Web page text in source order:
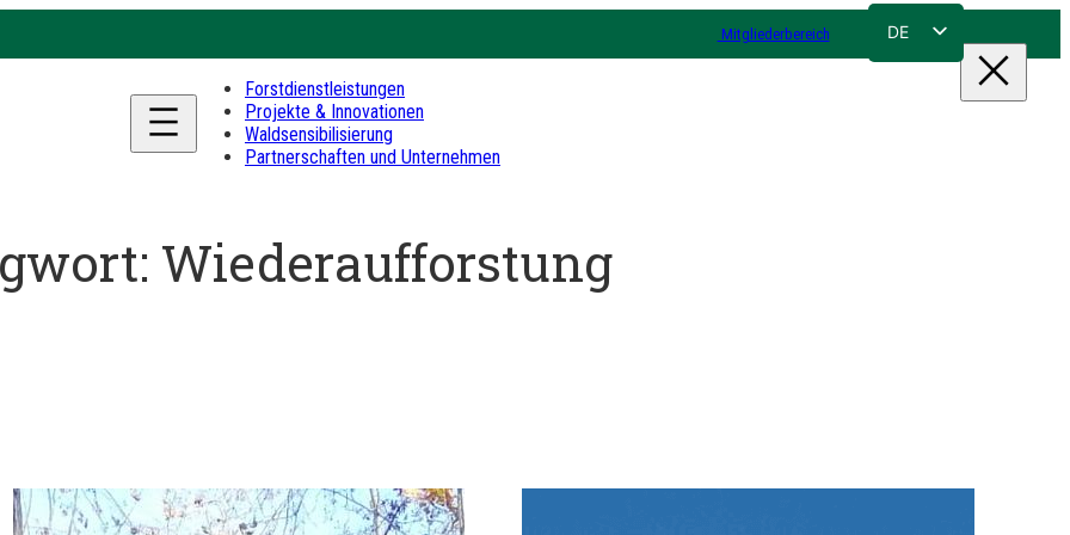
Mitgliederbereich DE
Forstdienstleistungen
Projekte & Innovationen
Waldsensibilisierung
Partnerschaften und Unternehmen
Wiederaufforstung